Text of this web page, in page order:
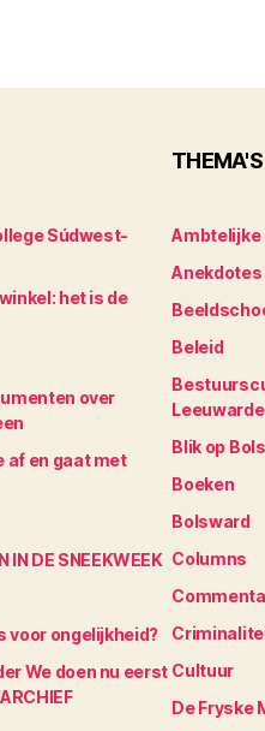
Súdwest-
het is de
over
af en gaat met
IN DE SNEEKWEEK
voor ongelijkheid?
We doen nu eerst
THEMA'S
Anekdotes
Beleid
Blik op
Boeken
Bolsward
Columns
Cultuur
De Fryske